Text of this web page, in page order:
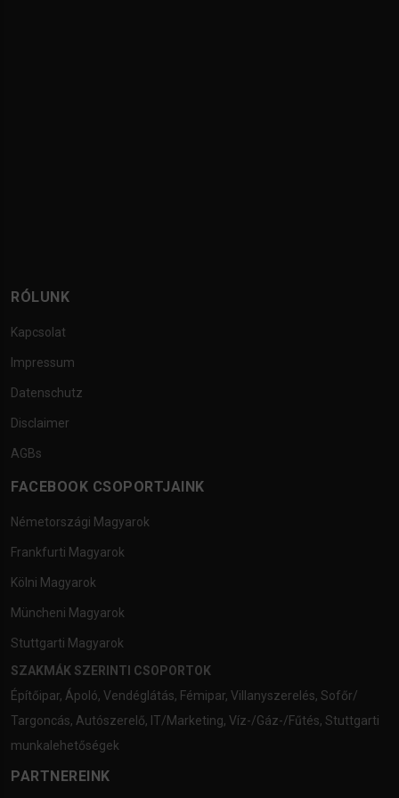
RÓLUNK
Kapcsolat
Impressum
Datenschutz
Disclaimer
AGBs
FACEBOOK CSOPORTJAINK
Németországi Magyarok
Frankfurti Magyarok
Kölni Magyarok
Müncheni Magyarok
Stuttgarti Magyarok
SZAKMÁK SZERINTI CSOPORTOK
Építőipar, Ápoló, Vendéglátás, Fémipar, Villanyszerelés, Sofőr/
Targoncás, Autószerelő, IT/Marketing, Víz-/Gáz-/Fűtés, Stuttgarti
munkalehetőségek
PARTNEREINK